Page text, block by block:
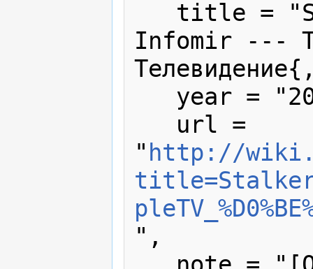
Infomir ---
" http://
",